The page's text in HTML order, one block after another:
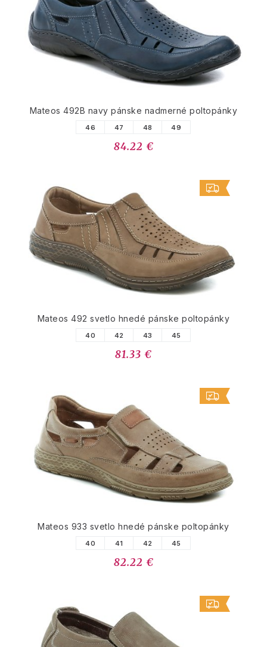
Mateos 492B navy pánske nadmerné poltopánky
46 47 48 49
84.22 €
Mateos 492 svetlo hnedé pánske poltopánky
40 42 43 45
81.33 €
Mateos 933 svetlo hnedé pánske poltopánky
40 41 42 45
82.22 €